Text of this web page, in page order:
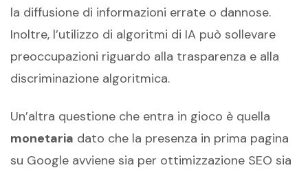
la diffusione di informazioni errate o dannose.
Inoltre, l’utilizzo di algoritmi di IA può sollevare
preoccupazioni riguardo alla trasparenza e alla
discriminazione algoritmica.
Un’altra questione che entra in gioco è quella
monetaria dato che la presenza in prima pagina
su Google avviene sia per ottimizzazione SEO sia